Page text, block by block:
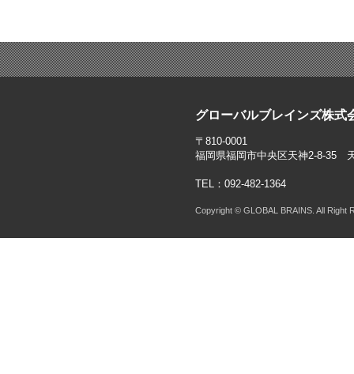
グローバルブレインズ株式
〒810-0001
福岡県福岡市中央区天神2-8-35
TEL：092-482-1364
Copyright © GLOBAL BRAINS. All Right